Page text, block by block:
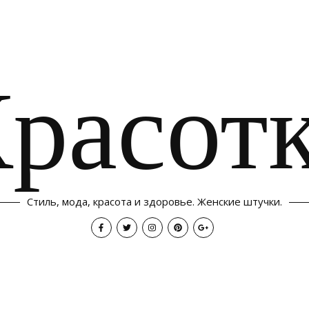
Стиль, мода, красота и здоровье. Женские штучки.